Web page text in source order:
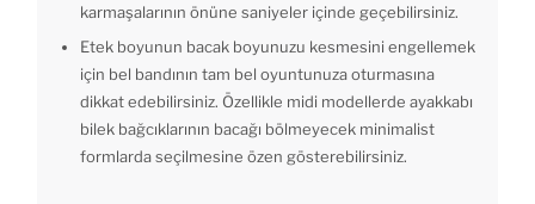
karmaşalarının önüne saniyeler içinde geçebilirsiniz.
Etek boyunun bacak boyunuzu kesmesini engellemek
için bel bandının tam bel oyuntunuza oturmasına
dikkat edebilirsiniz. Özellikle midi modellerde ayakkabı
bilek bağcıklarının bacağı bölmeyecek minimalist
formlarda seçilmesine özen gösterebilirsiniz.